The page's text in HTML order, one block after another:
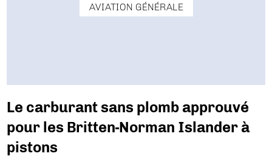
AVIATION GÉNÉRALE
Le carburant sans plomb approuvé
pour les Britten-Norman Islander à
pistons